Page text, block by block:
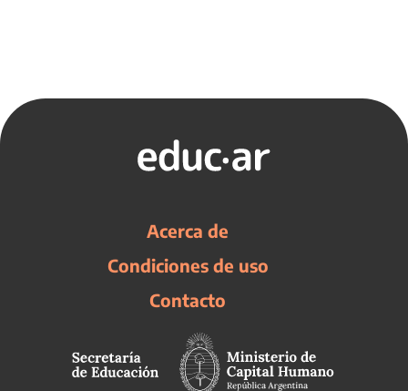
Acerca de
Condiciones de uso
Contacto